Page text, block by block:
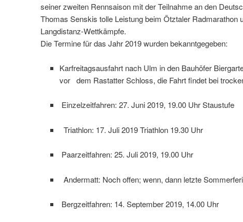
seiner zweiten Rennsaison mit der Teilnahme an den
Thomas Senskis tolle Leistung beim Ötztaler Radmarathon
Langdistanz-Wettkämpfe.
Die Termine für das Jahr 2019 wurden bekanntgegeben:
Karfreitagsausfahrt nach Ulm in den Bauhöfer
vor dem Rastatter Schloss, die Fahrt findet bei
Einzelzeitfahren: 27. Juni 2019, 19.00 Uhr Staustufe
Triathlon: 17. Juli 2019 Triathlon 19.30 Uhr
Paarzeitfahren: 25. Juli 2019, 19.00 Uhr
Andermatt: Noch offen; wenn, dann letzte
Bergzeitfahren: 14. September 2019, 14.00 Uhr